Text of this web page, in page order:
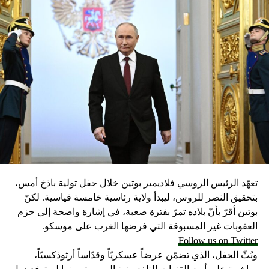
DON'T MISS
اقرار مشروع قانون الموافقة على اتفاقية قرض مقدم من
البنك الدولي للانشاء والتعمير لتنفيذ مشروع تعزيز النظام
الصحي في لبنان
تعهّد الرئيس الروسي فلاديمير بوتين خلال حفل تولية باذخ أمس،
بتحقيق النصر للروس، ليبدأ ولاية رئاسية خامسة قياسية. لكنّ
بوتين أقرّ بأنّ بلاده تمرّ بفترة صعبة، في إشارة واضحة إلى حزم
العقوبات غير المسبوقة التي فرضها الغرب على موسكو.
Follow us on Twitter
وبُثّ الحفل، الذي تضمّن عرضاً عسكريّاً وقدّاساً أرثوذكسيّاً،